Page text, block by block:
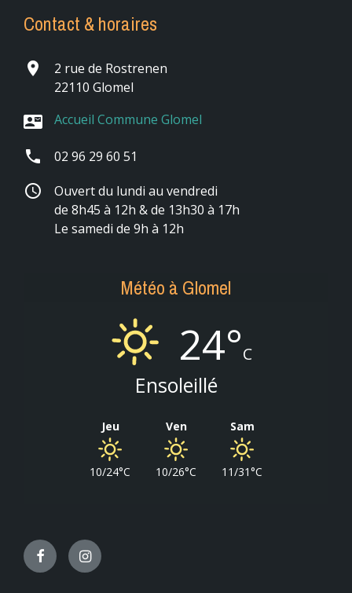
Contact & horaires
place
2 rue de Rostrenen
22110 Glomel
contact_mail Accueil Commune Glomel
phone 02 96 29 60 51
schedule
Ouvert du lundi au vendredi
de 8h45 à 12h & de 13h30 à 17h
Le samedi de 9h à 12h
Météo à Glomel
24°C
Ensoleillé
Jeu
10/24°C
Ven
10/26°C
Sam
11/31°C
FacebookInstagram